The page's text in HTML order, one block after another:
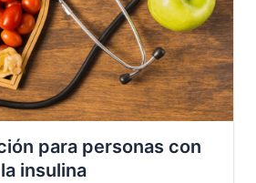
para personas con
insulina